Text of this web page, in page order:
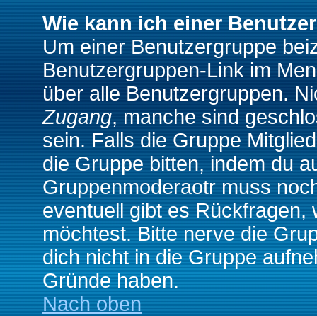
Wie kann ich einer
Um einer Benutzergruppe
Benutzergruppen-Link im
über alle Benutzergruppen.
Zugang, manche sind
sein. Falls die Gruppe
die Gruppe bitten, indem du
Gruppenmoderaotr muss
eventuell gibt es
möchtest. Bitte nerve die
dich nicht in die Gruppe
Gründe haben.
Nach oben